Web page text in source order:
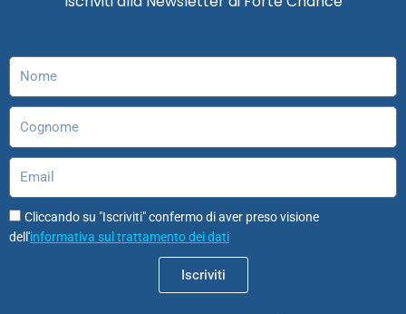
o
g
d
b
d
a
Cliccando su "Iscriviti" confermo di aver preso visione
dell'informativa sul trattamento dei dati
Iscriviti